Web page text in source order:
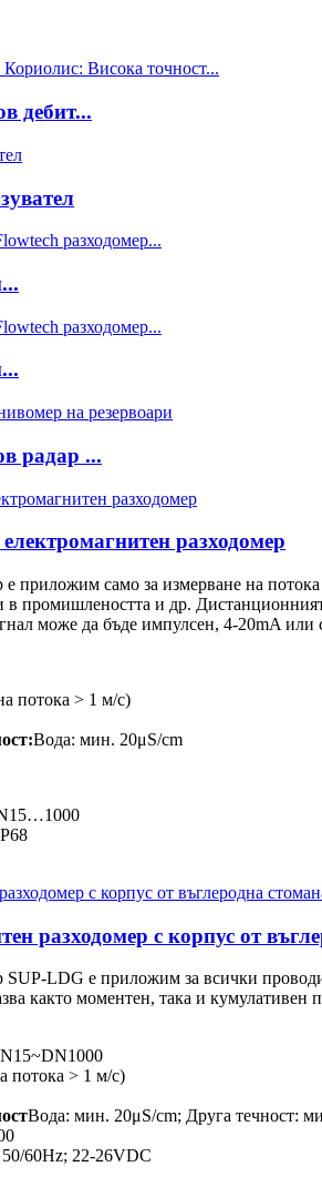
дебит...
радар ...
разходомер
приложим само за измерване на
промишлеността и др.
може да бъде импулсен, 4-20mA или
потока > 1 м/с)
Вода: мин. 20μS/cm
разходомер с корпус от
SUP-LDG е приложим за всички
както моментен, така и кумулативен
потока > 1 м/с)
Вода: мин. 20μS/cm; Друга течност:
60Hz; 22-26VDC